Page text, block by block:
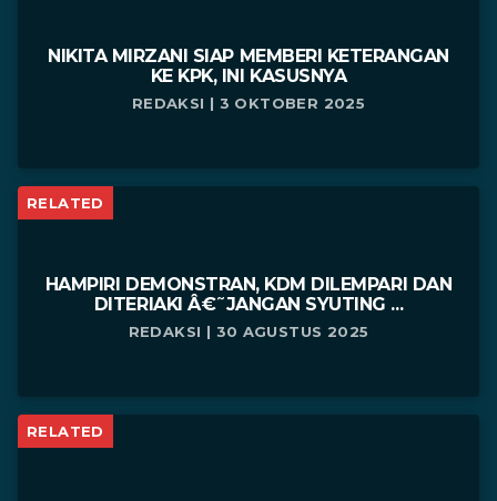
NIKITA MIRZANI SIAP MEMBERI KETERANGAN
KE KPK, INI KASUSNYA
REDAKSI | 3 OKTOBER 2025
RELATED
HAMPIRI DEMONSTRAN, KDM DILEMPARI DAN
DITERIAKI Â€˜JANGAN SYUTING ...
REDAKSI | 30 AGUSTUS 2025
RELATED